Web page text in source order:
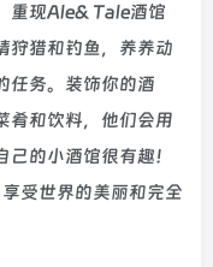
重现Ale& Tale酒馆
狩猎和钓鱼，养养动
任务。装饰你的酒
肴和饮料，他们会用
的小酒馆很有趣！
受世界的美丽和完全